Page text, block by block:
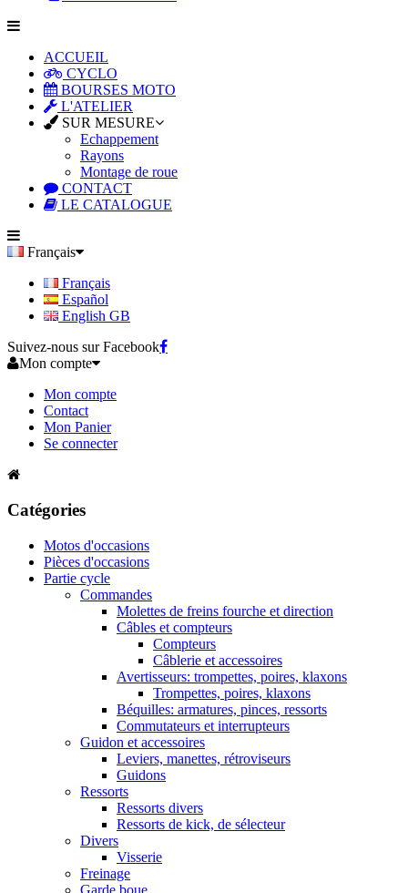
ACCUEIL
CYCLO
BOURSES MOTO
L'ATELIER
SUR MESURE
Echappement
Rayons
Montage de roue
CONTACT
LE CATALOGUE
Français
Français
Español
English GB
Suivez-nous sur Facebook
Mon compte
Mon compte
Contact
Mon Panier
Se connecter
Catégories
Motos d'occasions
Pièces d'occasions
Partie cycle
Commandes
Molettes de freins fourche et direction
Câbles et compteurs
Compteurs
Câblerie et accessoires
Avertisseurs: trompettes, poires, klaxons
Trompettes, poires, klaxons
Béquilles: armatures, pinces, ressorts
Commutateurs et interrupteurs
Guidon et accessoires
Leviers, manettes, rétroviseurs
Guidons
Ressorts
Ressorts divers
Ressorts de kick, de sélecteur
Divers
Visserie
Freinage
Garde boue